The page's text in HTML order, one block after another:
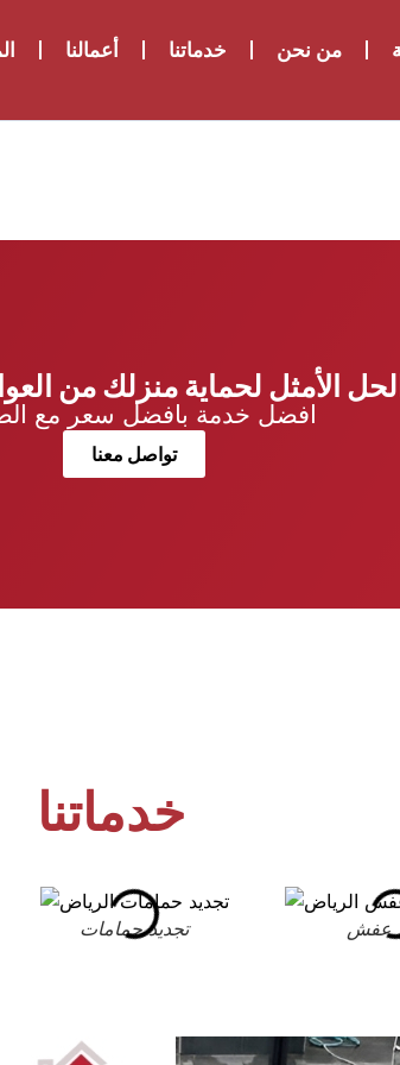
من نحن خدماتنا أعمالنا
الأمثل لحماية منزلك من
افضل خدمة بافضل سعر مع
تواصل معنا
خدماتنا
تجديد حمامات عفش